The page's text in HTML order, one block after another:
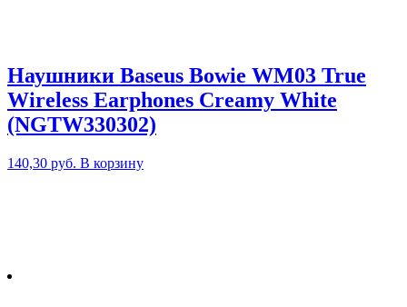
Наушники Baseus Bowie WM03 True
Wireless Earphones Creamy White
(NGTW330302)
140,30 руб. В корзину